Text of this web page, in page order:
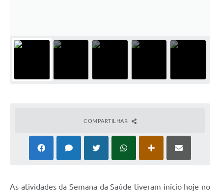
Carta de Serviços
Jornal
COMPARTILHAR
As atividades da Semana da Saúde tiveram início hoje no